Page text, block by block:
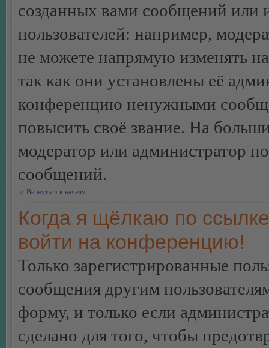
созданных вами сообщений
пользователей: например,
не можете напрямую изменять
так как они установлены её
конференцию ненужными
повысить своё звание. На
модератор или администратор
сообщений.
Вернуться к началу
Когда я щёлкаю по
войти на конференцию!
Только зарегистрированные
сообщения другим
форму, и только если
сделано для того, чтобы